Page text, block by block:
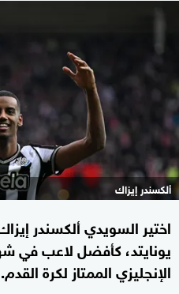
ألكسندر إيزاك
اختير السويدي ألكسندر
يونايتد، كأفضل لاعب في
الإنجليزي الممتاز لكرة القدم.